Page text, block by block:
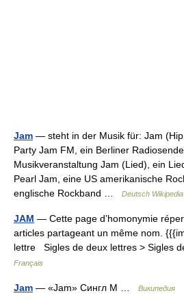
Jam — steht in der Musik für: Jam
Party Jam FM, ein Berliner
Musikveranstaltung Jam (Lied), ein
Pearl Jam, eine US amerikanische
englische Rockband …
Deutsch Wikipedia
JAM — Cette page d’homonymie
articles partageant un même nom.
lettre Sigles de deux lettres > Sigles
Français
Jam — «Jam» Сингл М … Википедия